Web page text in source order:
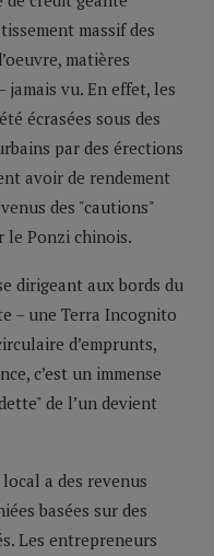
massif des
matières
jamais vu. En effet, les
écrasées sous des
par des érections
avoir de rendement
des "cautions"
le Ponzi chinois.
dirigeant aux bords du
– une Terra Incognito
d’emprunts,
c’est un immense
de l’un devient
a des revenus
basées sur des
Les entrepreneurs